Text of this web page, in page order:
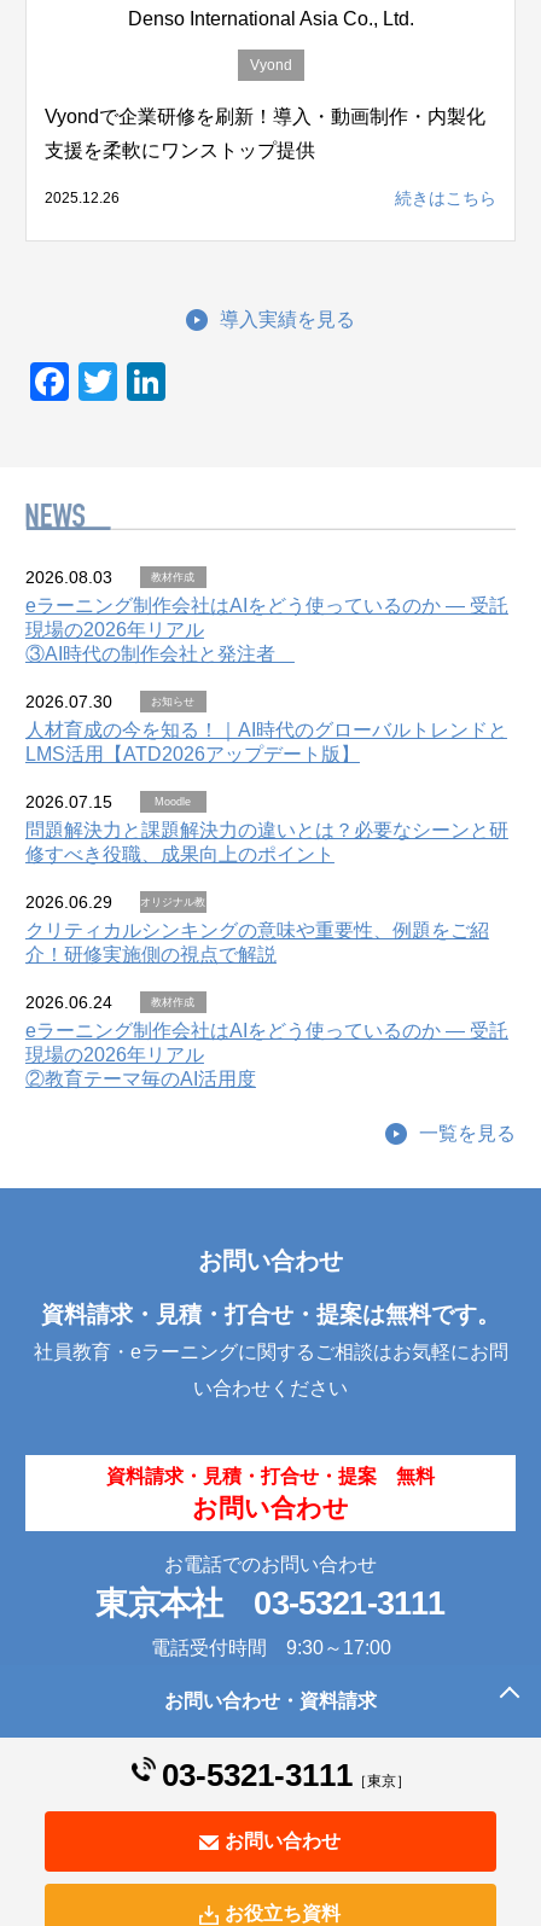
Denso International Asia Co., Ltd.
Vyond
Vyondで企業研修を刷新！導入・動画制作・内製化
支援を柔軟にワンストップ提供
2025.12.26 続きはこちら
導入実績を見る
F
e
b
o
o
k
T
dI
n
2026.08.03 教材作成
eラーニング制作会社はAIをどう使っているのか — 受託
現場の2026年リアル
③AI時代の制作会社と発注者
2026.07.30 お知らせ
人材育成の今を知る！｜AI時代のグローバルトレンドと
LMS活用【ATD2026アップデート版】
2026.07.15 Moodle
問題解決力と課題解決力の違いとは？必要なシーンと研
修すべき役職、成果向上のポイント
2026.06.29
オリジナル教
材
クリティカルシンキングの意味や重要性、例題をご紹
介！研修実施側の視点で解説
2026.06.24 教材作成
eラーニング制作会社はAIをどう使っているのか — 受託
現場の2026年リアル
②教育テーマ毎のAI活用度
一覧を見る
お問い合わせ・資料請求
03-5321-3111［東京］
お問い合わせ
お役立ち資料
お問い合わせ
資料請求・見積・打合せ・提案は無料です。
社員教育・eラーニングに関するご相談はお気軽にお問
い合わせください
資料請求・見積・打合せ・提案 無料
お問い合わせ
お電話でのお問い合わせ
東京本社 03-5321-3111
電話受付時間 9:30～17:00
このページの先頭へ